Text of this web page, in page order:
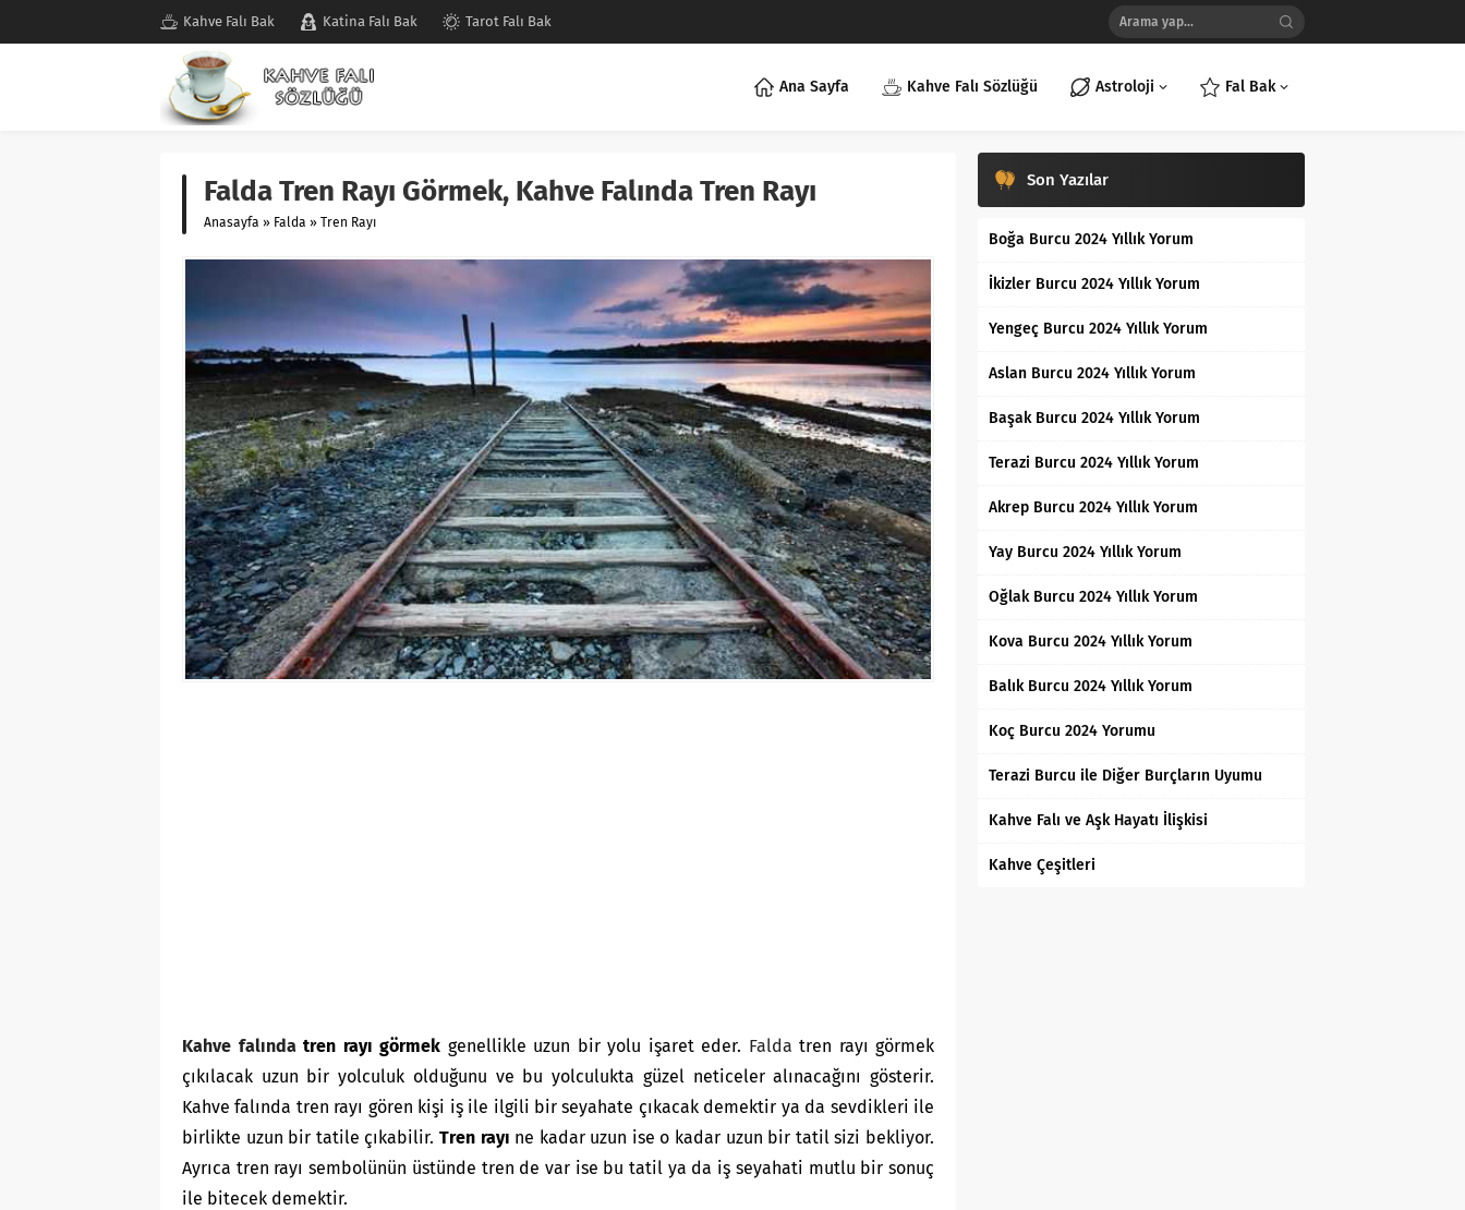
Kahve Falı Bak Katina Falı Bak Tarot Falı Bak
Ana Sayfa Kahve Falı Sözlüğü Astroloji Fal Bak
Falda Tren Rayı Görmek, Kahve Falında Tren Rayı
Anasayfa » Falda » Tren Rayı
Kahve falındatren rayı görmek genellikle uzun bir yolu işaret eder. Falda tren rayı görmek
çıkılacak uzun bir yolculuk olduğunu ve bu yolculukta güzel neticeler alınacağını gösterir.
Kahve falında tren rayı gören kişi iş ile ilgili bir seyahate çıkacak demektir ya da sevdikleri ile
birlikte uzun bir tatile çıkabilir. Tren rayı ne kadar uzun ise o kadar uzun bir tatil sizi bekliyor.
Ayrıca tren rayı sembolünün üstünde tren de var ise bu tatil ya da iş seyahati mutlu bir sonuç
ile bitecek demektir.
Son Yazılar
Boğa Burcu 2024 Yıllık Yorum
İkizler Burcu 2024 Yıllık Yorum
Yengeç Burcu 2024 Yıllık Yorum
Aslan Burcu 2024 Yıllık Yorum
Başak Burcu 2024 Yıllık Yorum
Terazi Burcu 2024 Yıllık Yorum
Akrep Burcu 2024 Yıllık Yorum
Yay Burcu 2024 Yıllık Yorum
Oğlak Burcu 2024 Yıllık Yorum
Kova Burcu 2024 Yıllık Yorum
Balık Burcu 2024 Yıllık Yorum
Koç Burcu 2024 Yorumu
Terazi Burcu ile Diğer Burçların Uyumu
Kahve Falı ve Aşk Hayatı İlişkisi
Kahve Çeşitleri